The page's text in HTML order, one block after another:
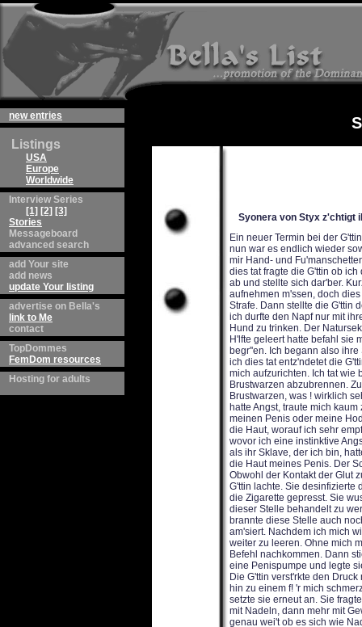
new entries
Listings
USA
Europe
Worldwide
Interview Series
[1] [2] [3]
Stories
Messageboard
advanced search
add Your site
add news
update Your listing
advertise on Bella's
link to Me
contact
TopDommes
FemDom resources
Hosting for adults
Syonera von Styx z'chtigt
Ein neuer Termin bei der G'ttin, endlich. Wie immer erschien mir die Zeit zwischen den Sessions als qu'lend lang. Doch nun war es endlich wieder soweit. Sie holte mich ab und f'hrte mich ins Schwarze Kabinett. Dort angekommen legte sie mir Hand- und Fu'manschetten an. Nun musste ich das von mir verfasste Gedicht holen und mich einlesen. W'hrend ich dies tat fragte die G'ttin ob ich durstig sei. Ich bejahte. Daraufhin ergriff sie den Hundenapf, stellte ihn auf meinem R'cken ab und stellte sich dar'ber. Kurz darauf h'rte ich, wie sie den Napf mit ihren Natursekt f'llte. Ich wusste ich w'rde alles aufnehmen m'ssen, doch dies tue ich sehr gern, ich betrachte dies mehr als Belohnung denn als ! Dem'tigung oder gar Strafe. Dann stellte die G'ttin den bis zum Rand gef'llten Napf neben mich auf den Boden. 'Trink!' befahl sie. Ich wusste ich durfte den Napf nur mit ihrer ausdr'cklichen Erlaubnis anheben. Da sie diese nicht gegeben hatte begann ich wie ein Hund zu trinken. Der Natursekt der G'ttin war wie immer vorz'glich, ich nahm in begierig auf. Als ich den Napf bis zur H'lfte geleert hatte befahl sie mir innezuhalten und das Gedicht vorzutragen. Danach hatte ich sie auf die korrekte Art zu begr''en. Ich begann also ihre Schuhe so gr'ndlich und schnell es mir m'glich war mit meiner Zunge zu s'ubern. W'hrend ich dies tat entz'ndetet die G'ttin eine Zigarette, sie w'rde mich also auch wieder brennen. Sie befahl mir aufzuh'ren und mich aufzurichten. Ich tat wie befohlen. Sie inspizierte meinen K'rper und begann dann die Haare um meine Brustwarzen abzubrennen. Zur Strafe f'r diese Ungepflegtheit presste sie die Zigarette mehrere Male auch direkt auf die Brustwarzen, was ! wirklich sehr weh tat. Dann brannte sie die 'berfl'ssigen Haare in meinem Genitalbereich ab. Ich hatte Angst, traute mich kaum zu atmen. Ich hoffte die G'ttin w'rde nur die Haare abbrennen und die Zigarette nicht auf meinen Penis oder meine Hoden dr'cken. Doch sie f'hlte wohl meine Bef'rchtungen, denn sie streifte immer wieder kurz die Haut, worauf ich sehr empfindlich reagierte. Dann ergriff sie meinen Penis und n'herte die Zigarette der Oberseite, wovor ich eine instinktive Angst habe. Mein Puls raste, ich bat sie um Gnade, flehte sie an, mir dies nicht anzutun. Doch als ihr Sklave, der ich bin, hatte ich zu ertragen was die Herrin f'r angemessen hielt. Sie presste die Zigarette also auf die Haut meines Penis. Der Schmerz schoss sofort durch meinen ganzen K'rper